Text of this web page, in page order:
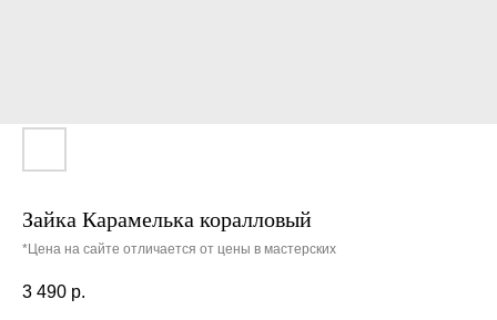
Зайка Карамелька коралловый
*Цена на сайте отличается от цены в мастерских
3 490 р.